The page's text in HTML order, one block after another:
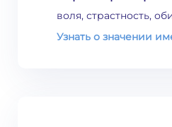
воля, страстность,
Узнать о значении